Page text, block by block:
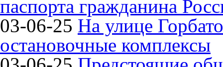
паспорта гражданина
03-06-25 На улице
остановочные комплексы